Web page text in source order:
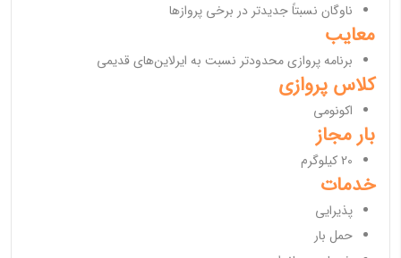
ناوگان نسبتاً جدیدتر در برخی پروازها
معایب
برنامه پروازی محدودتر نسبت به ایرلاین‌های قدیمی
کلاس پروازی
اکونومی
بار مجاز
20 کیلوگرم
خدمات
پذیرایی
حمل بار